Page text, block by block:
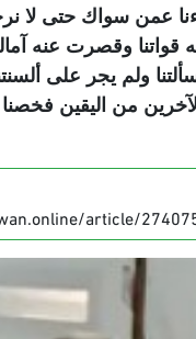
عمن سواك حتى لا
وقصرت عنه
ولم يجر على
من اليقين
article/